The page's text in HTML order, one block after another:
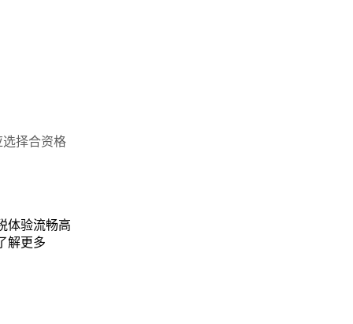
择合资格
体验流畅高
解更多